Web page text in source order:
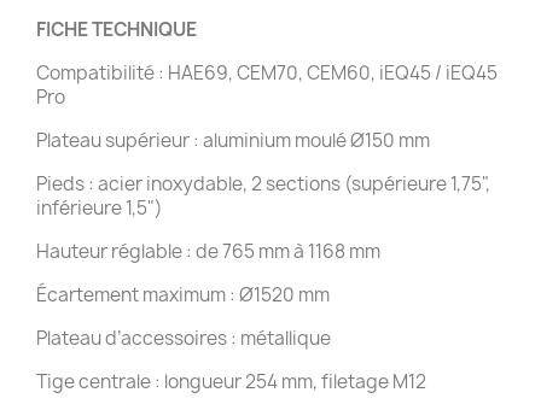
FICHE TECHNIQUE
Compatibilité : HAE69, CEM70, CEM60, iEQ45 / iEQ45
Pro
Plateau supérieur : aluminium moulé Ø150 mm
Pieds : acier inoxydable, 2 sections (supérieure 1,75",
inférieure 1,5")
Hauteur réglable : de 765 mm à 1168 mm
Écartement maximum : Ø1520 mm
Plateau d’accessoires : métallique
Tige centrale : longueur 254 mm, filetage M12